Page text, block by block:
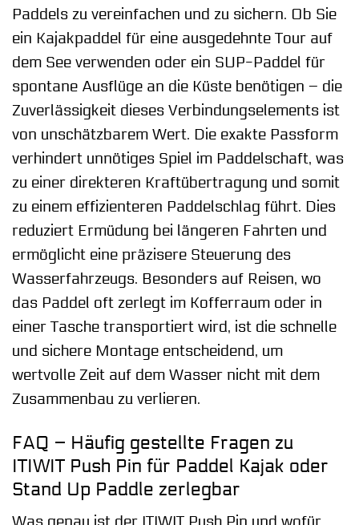
Paddels zu vereinfachen und zu sichern. Ob Sie
ein Kajakpaddel für eine ausgedehnte Tour auf
dem See verwenden oder ein SUP-Paddel für
spontane Ausflüge an die Küste benötigen – die
Zuverlässigkeit dieses Verbindungselements ist
von unschätzbarem Wert. Die exakte Passform
verhindert unnötiges Spiel im Paddelschaft, was
zu einer direkteren Kraftübertragung und somit
zu einem effizienteren Paddelschlag führt. Dies
reduziert Ermüdung bei längeren Fahrten und
ermöglicht eine präzisere Steuerung des
Wasserfahrzeugs. Besonders auf Reisen, wo
das Paddel oft zerlegt im Kofferraum oder in
einer Tasche transportiert wird, ist die schnelle
und sichere Montage entscheidend, um
wertvolle Zeit auf dem Wasser nicht mit dem
Zusammenbau zu verlieren.
FAQ – Häufig gestellte Fragen zu
ITIWIT Push Pin für Paddel Kajak oder
Stand Up Paddle zerlegbar